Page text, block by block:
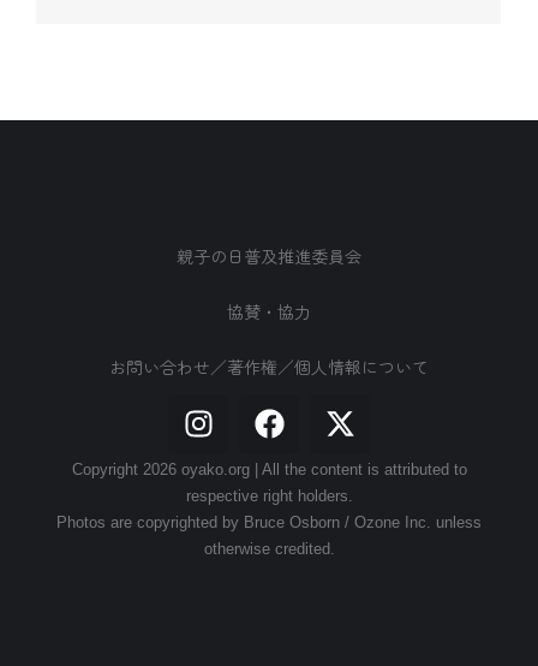
親子の日普及推進委員会
協賛・協力
お問い合わせ／著作権／個人情報について
Copyright 2026 oyako.org | All the content is attributed to
respective right holders.
Photos are copyrighted by Bruce Osborn / Ozone Inc. unless
otherwise credited.